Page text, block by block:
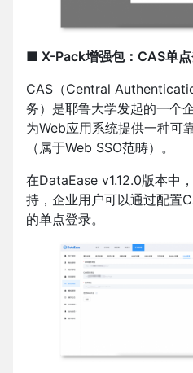
■ X-Pack增强包：CAS单
CAS（Central
务）是耶鲁大学发起的一个
为Web应用系统提供一种可
（属于Web SSO范畴）。
在DataEase v1.12.0版本中
持，企业用户可以通过配置
的单点登录。